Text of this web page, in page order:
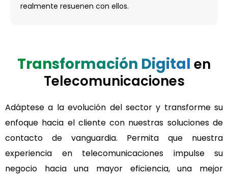
realmente resuenen con ellos.
Transformación Digital en
Telecomunicaciones
Adáptese a la evolución del sector y transforme su
enfoque hacia el cliente con nuestras soluciones de
contacto de vanguardia. Permita que nuestra
experiencia en telecomunicaciones impulse su
negocio hacia una mayor eficiencia, una mejor